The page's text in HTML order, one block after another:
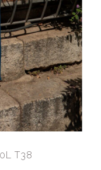
T38